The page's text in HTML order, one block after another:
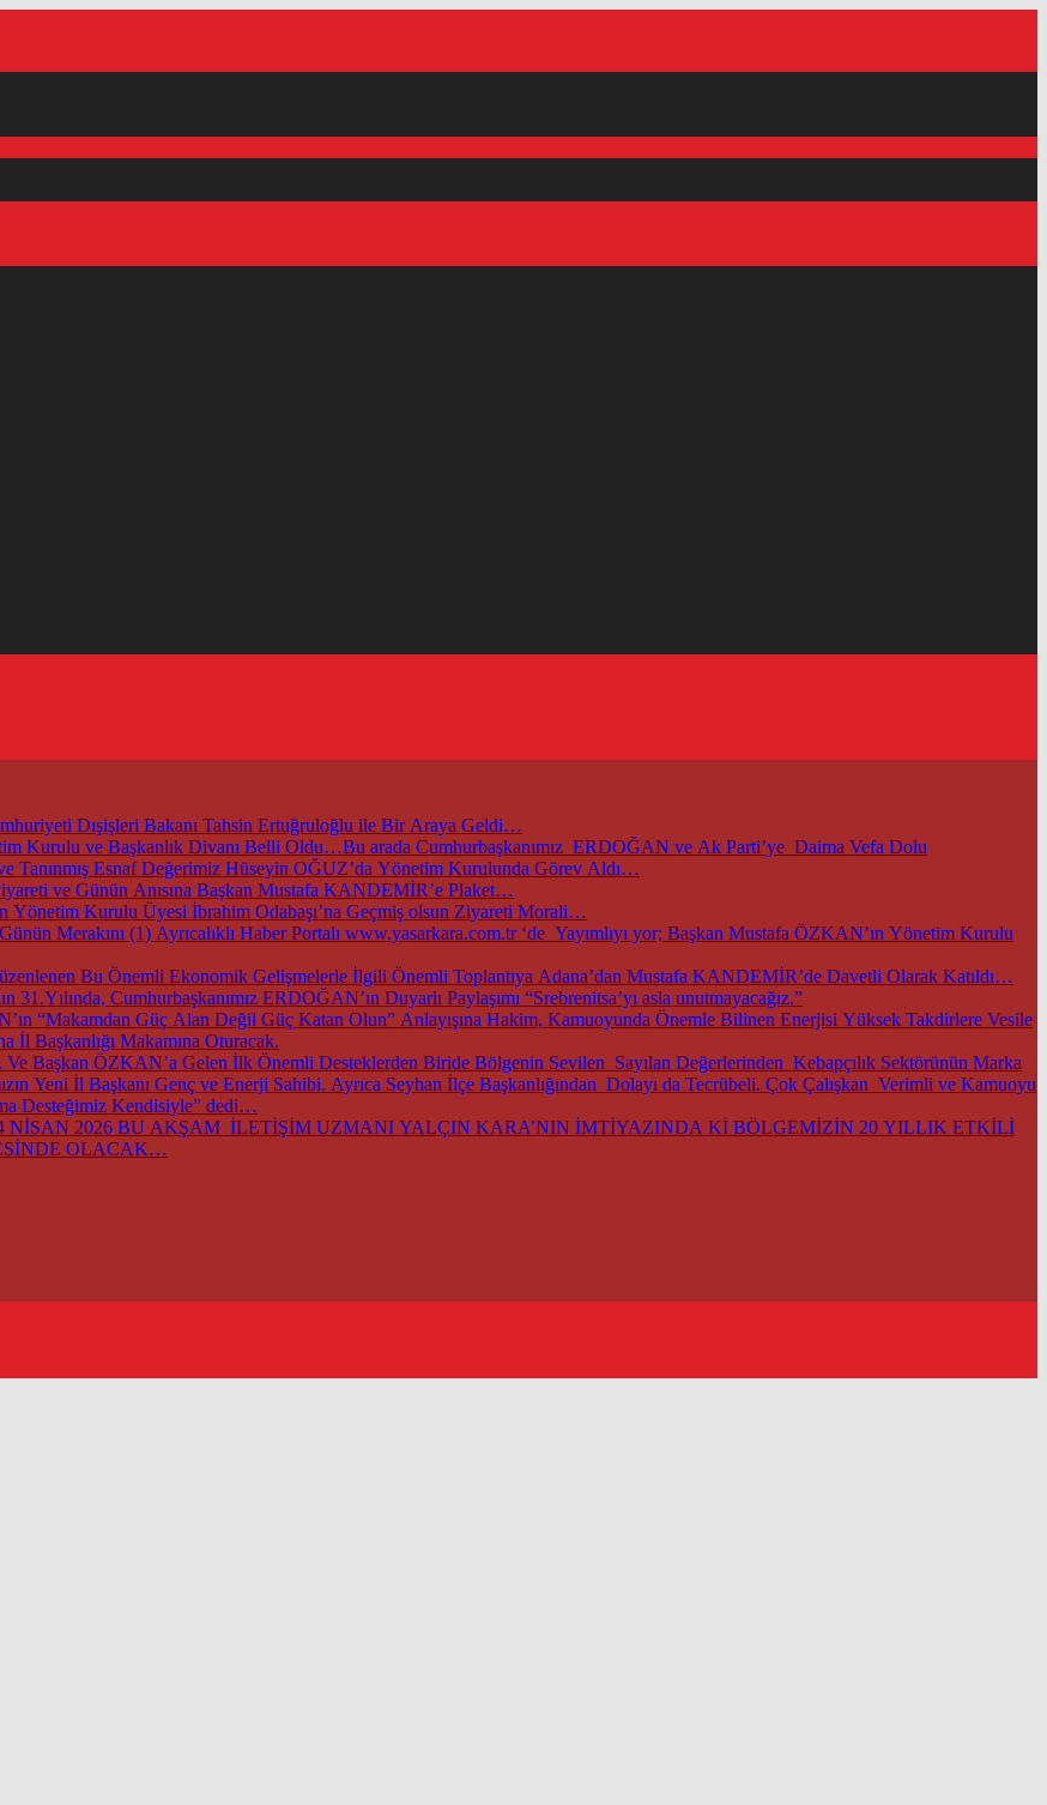
Dışişleri Bakanı Tahsin Ertuğruloğlu ile Bir Araya Geldi…
Kurulu ve Başkanlık Divanı Belli Oldu…Bu arada Cumhurbaşkanımız ERDOĞAN ve Ak Parti’ye Daima Vefa Dolu
Tanınmış Esnaf Değerimiz Hüseyin OĞUZ’da Yönetim Kurulunda Görev Aldı…
ve Günün Anısına Başkan Mustafa KANDEMİR’e Plaket…
Yönetim Kurulu Üyesi İbrahim Odabaşı’na Geçmiş olsun Ziyareti Morali…
Merakını (1) Ayrıcalıklı Haber Portalı www.yasarkara.com.tr ‘de Yayımlıyı yor; Başkan Mustafa ÖZKAN’ın Yönetim Kurulu
TOBB ve Ticaret Bakanlığımızın Öncülüğünde Başkentimizde Düzenlenen Bu Önemli Ekonomik Gelişmelerle İlgili Önemli Toplantıya Adana’dan Mustafa KANDEMİR’de Davetli Olarak Katıldı…
Cumhurbaşkanımız ERDOĞAN’ın Duyarlı Paylaşımı “Srebrenitsa’yı asla unutmayacağız.”
“Makamdan Güç Alan Değil Güç Katan Olun” Anlayışına Hakim, Kamuoyunda Önemle Bilinen Enerjisi Yüksek Takdirlere Vesile
Başkanlığı Makamına Oturacak.
Başkan ÖZKAN’a Gelen İlk Önemli Desteklerden Biride Bölgenin Sevilen Sayılan Değerlerinden Kebapçılık Sektörünün Marka
Yeni İl Başkanı Genç ve Enerji Sahibi. Ayrıca Seyhan İlçe Başkanlığından Dolayı da Tecrübeli. Çok Çalışkan Verimli ve Kamuoyu
Desteğimiz Kendisiyle” dedi…
2026 BU AKŞAM İLETİŞİM UZMANI YALÇIN KARA’NIN İMTİYAZINDA Kİ BÖLGEMİZİN 20 YILLIK ETKİLİ
OLACAK…